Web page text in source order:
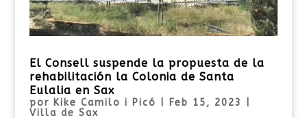
El Consell suspende la propuesta de la
rehabilitación la Colonia de Santa
Eulalia en Sax
por Kike Camilo i Picó Feb 15, 2023
Villa de Sax